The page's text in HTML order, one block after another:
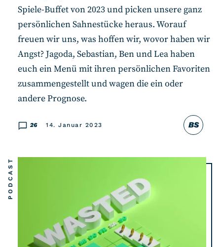
BS
26 14. Januar 2023
Spiele-Buffet von 2023 und picken unsere ganz
persönlichen Sahnestücke heraus. Worauf
freuen wir uns, was hoffen wir, wovor haben wir
Angst? Jagoda, Sebastian, Ben und Lea haben
euch ein Menü mit ihren persönlichen Favoriten
zusammengestellt und wagen die ein oder
andere Prognose.
PODCAST